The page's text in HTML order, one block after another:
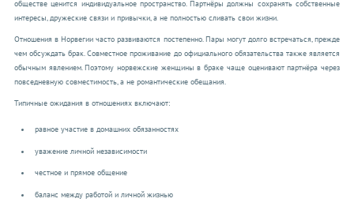
обществе ценится индивидуальное пространство. Партнёры должны сохранять собственные
интересы, дружеские связи и привычки, а не полностью сливать свои жизни.
Отношения в Норвегии часто развиваются постепенно. Пары могут долго встречаться, прежде
чем обсуждать брак. Совместное проживание до официального обязательства также является
обычным явлением. Поэтому норвежские женщины в браке чаще оценивают партнёра через
повседневную совместимость, а не романтические обещания.
Типичные ожидания в отношениях включают:
равное участие в домашних обязанностях
уважение личной независимости
честное и прямое общение
баланс между работой и личной жизнью